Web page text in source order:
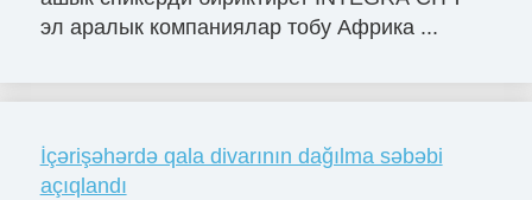
эл аралык компаниялар тобу Африка ...
İçərişəhərdə qala divarının dağılma səbəbi
açıqlandı